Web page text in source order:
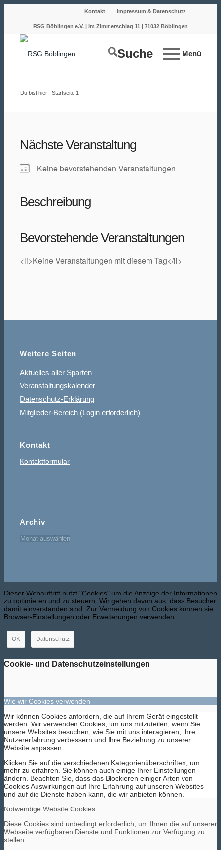
Kontakt Impressum & Datenschutz
RSG Böblingen e.V. | Im Zimmerschlag 11 | 71032 Böblingen
Suche Menü
Du bist hier: Startseite 1
Nächste Veranstaltung
Keine bevorstehenden Veranstaltungen
Beschreibung
Bevorstehende Veranstaltungen
<li>Keine Veranstaltungen mit diesem Tag</li>
Weitere Seiten
Aktuelles aller Sparten
Veranstaltungskalender
Datenschutz-Erklärung
Mitglieder-Bereich (Login erforderlich)
Kontakt
Kontaktformular
Archiv
Dieser Webauftritt nutzt "Cookies" um die Anzeige der Informationen
zu optimieren und zu steuern. Wir gehen davon aus, dass Besucher
damit einverstanden sind. Zur Vermeidung von Cookies können sie
Browser-Einstellungen oder Erweiterungen verwenden.
OK Datenschutz
Cookie- und Datenschutzeinstellungen
Wie wir Cookies verwenden
Wir können Cookies anfordern, die auf Ihrem Gerät eingestellt
werden. Wir verwenden Cookies, um uns mitzuteilen, wenn Sie
unsere Websites besuchen, wie Sie mit uns interagieren, Ihre
Nutzererfahrung verbessern und Ihre Beziehung zu unserer
Website anpassen.
Klicken Sie auf die verschiedenen Kategorienüberschriften, um
mehr zu erfahren. Sie können auch einige Ihrer Einstellungen
ändern. Beachten Sie, dass das Blockieren einiger Arten von
Cookies Auswirkungen auf Ihre Erfahrung auf unseren Websites
und auf die Dienste haben kann, die wir anbieten können.
Notwendige Website Cookies
Diese Cookies sind unbedingt erforderlich, um Ihnen die auf unserer
Webseite verfügbaren Dienste und Funktionen zur Verfügung zu
stellen.